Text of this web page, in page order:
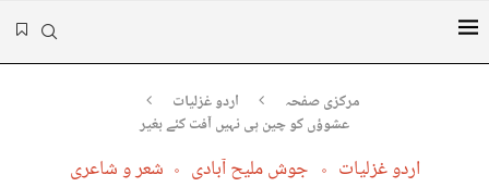
مرکزی صفحہ
اردو غزلیات
عشوؤں کو چین ہی نہیں آفت کئے بغیر
اردو غزلیات جوش ملیح آبادی شعر و شاعری